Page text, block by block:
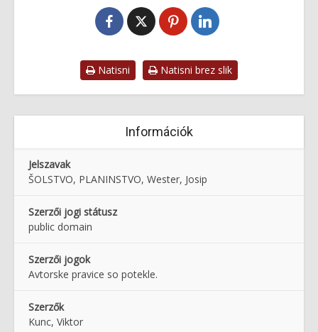
Natisni Natisni brez slik
Információk
Jelszavak
ŠOLSTVO, PLANINSTVO, Wester, Josip
Szerzői jogi státusz
public domain
Szerzői jogok
Avtorske pravice so potekle.
Szerzők
Kunc, Viktor